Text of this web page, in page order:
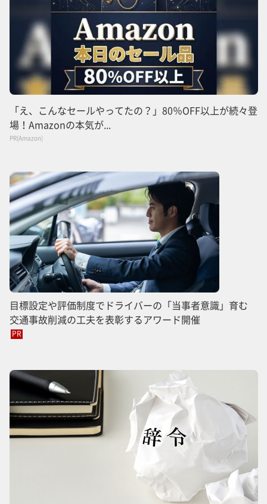
「え、こんなセールやってたの？」80％OFF以上が続々登
場！Amazonの本気が...
PR(Amazon)
目標設定や評価制度でドライバーの「当事者意識」育む
交通事故削減の工夫を表彰するアワード開催
PR